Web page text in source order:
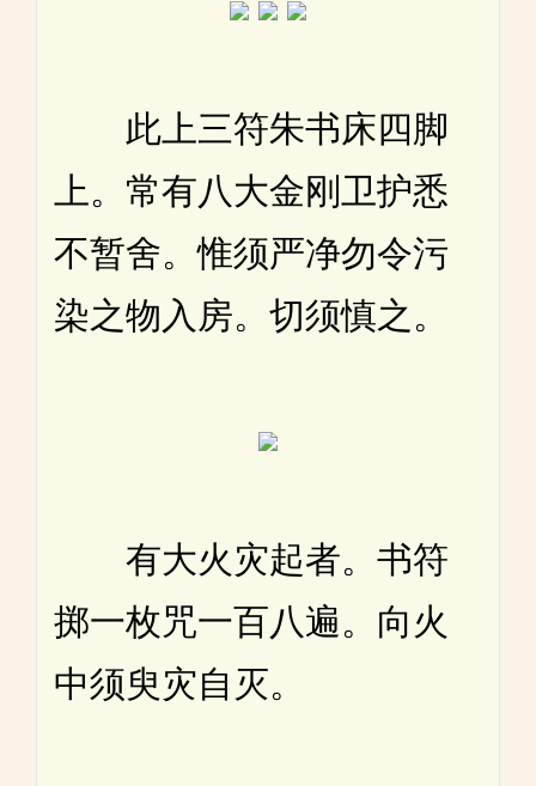
此上三符朱书床四脚
上。常有八大金刚卫护悉
不暂舍。惟须严净勿令污
染之物入房。切须慎之。
有大火灾起者。书符
掷一枚咒一百八遍。向火
中须臾灾自灭。